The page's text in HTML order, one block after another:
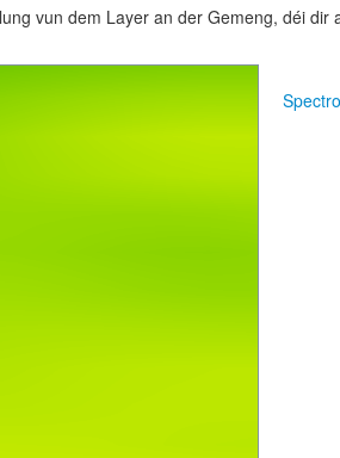
vun dem Layer an der Gemeng, déi